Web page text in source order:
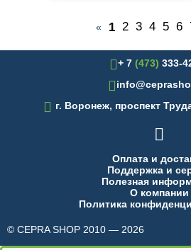
« 1 2 3 4 5 6
+ 7 (473) 333-
 г. Воронеж, проспект

Оплата и
Поддержка и
Полезная
О компании
Политика
© CEPRA SHOP 2010 — 2026